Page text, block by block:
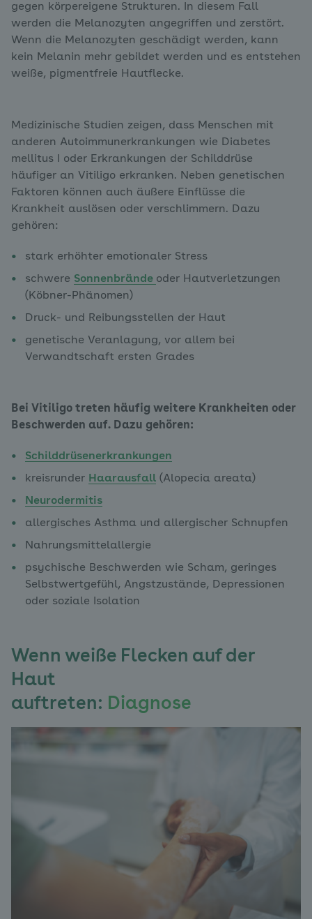
gegen körpereigene Strukturen. In diesem Fall
werden die Melanozyten angegriffen und zerstört.
Wenn die Melanozyten geschädigt werden, kann
kein Melanin mehr gebildet werden und es entstehen
weiße, pigmentfreie Hautflecke.
Medizinische Studien zeigen, dass Menschen mit
anderen Autoimmunerkrankungen wie Diabetes
mellitus I oder Erkrankungen der Schilddrüse
häufiger an Vitiligo erkranken. Neben genetischen
Faktoren können auch äußere Einflüsse die
Krankheit auslösen oder verschlimmern. Dazu
gehören:
stark erhöhter emotionaler Stress
schwere Sonnenbrände oder Hautverletzungen
(Köbner-Phänomen)
Druck- und Reibungsstellen der Haut
genetische Veranlagung, vor allem bei
Verwandtschaft ersten Grades
Bei Vitiligo treten häufig weitere Krankheiten oder
Beschwerden auf. Dazu gehören:
Schilddrüsenerkrankungen
kreisrunder Haarausfall (Alopecia areata)
Neurodermitis
allergisches Asthma und allergischer Schnupfen
Nahrungsmittelallergie
psychische Beschwerden wie Scham, geringes
Selbstwertgefühl, Angstzustände, Depressionen
oder soziale Isolation
Wenn weiße Flecken auf der
Haut
auftreten: Diagnose